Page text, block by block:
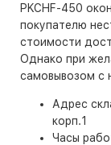
PKCHF-450
покупателю
стоимости
Однако при
самовывозом с
Адрес
корп.1
Часы